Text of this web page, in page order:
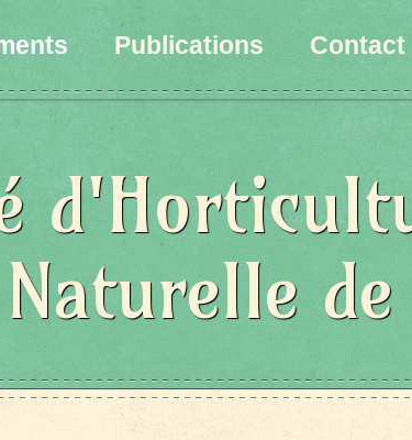
Publications Contact